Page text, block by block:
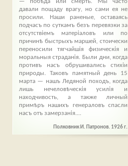
— побѣда или смерть. Мы часто
давали пощаду врагу, но сами ея не
просили. Наши раненые, оставаясь
подчасъ по суткамъ безъ перевязки за
отсутствіемъ матеріаловъ или по
причинѣ быстрыхъ маршей, стоически
переносили тягчайшія физическія и
моральныя страданія. Были дни, когда
противъ насъ обрушивались стихіи
природы. Таковъ памятный день 15
марта — нашъ Ледяной походъ, когда
лишь нечеловѣческія усилія и
находчивость, а также личный
примѣръ нашихъ генераловъ спасли
насъ отъ замерзанія....
Полковник И. Патронов. 1926 г.